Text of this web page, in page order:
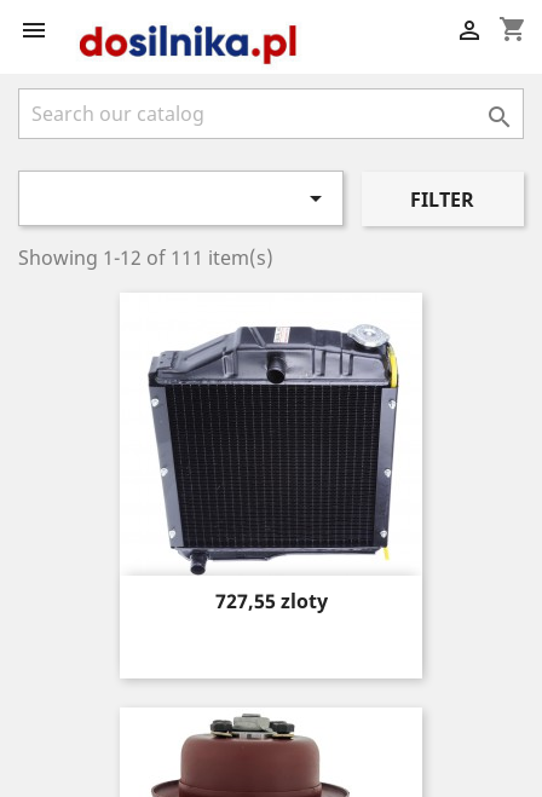
 shopping_cart


 FILTER
Showing 1-12 of 111 item(s)
Price
727,55 zloty